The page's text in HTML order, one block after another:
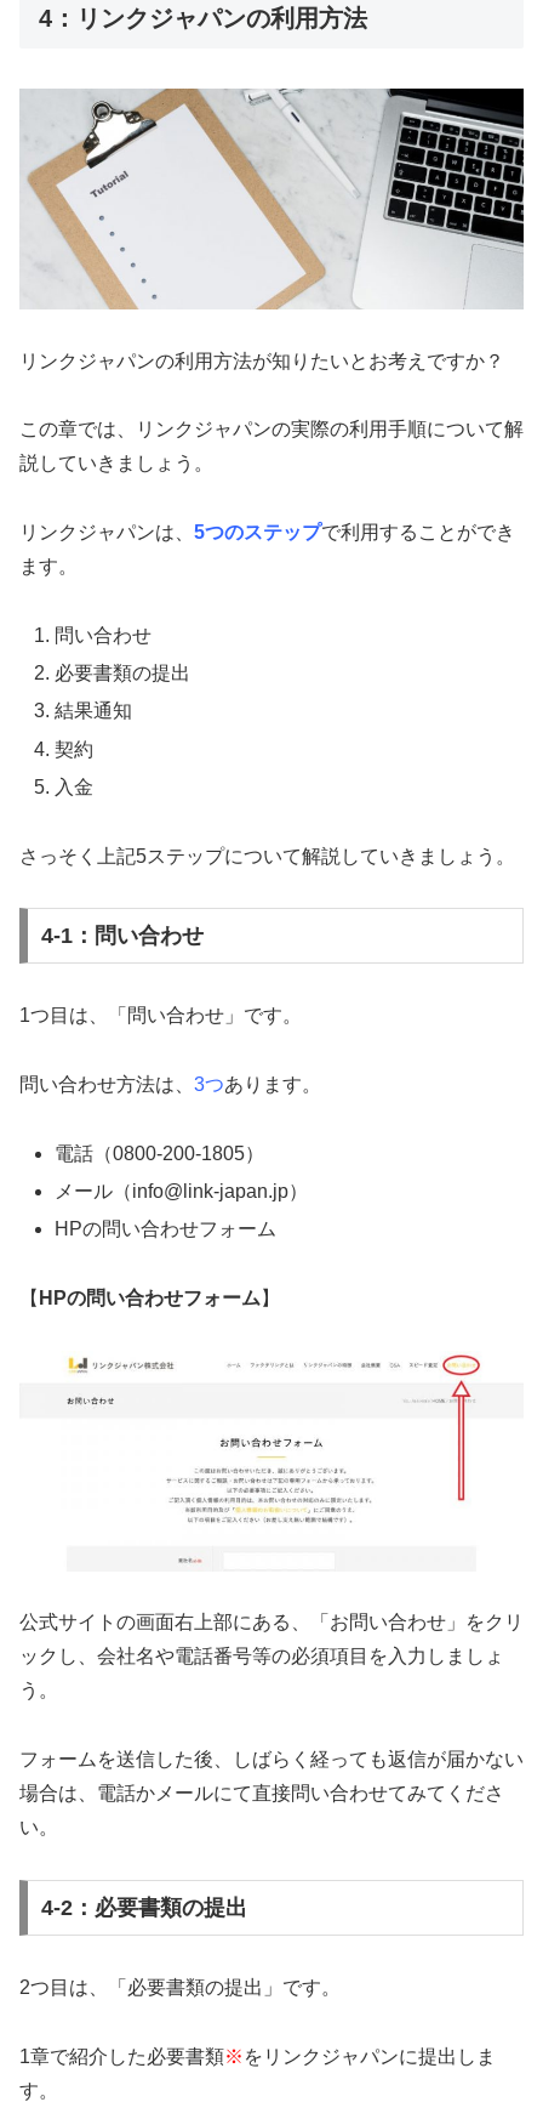
4：リンクジャパンの利用方法
リンクジャパンの利用方法が知りたいとお考えですか？
この章では、リンクジャパンの実際の利用手順について解
説していきましょう。
リンクジャパンは、 5つのステップで利用することができ
ます。
問い合わせ
必要書類の提出
結果通知
契約
入金
さっそく上記5ステップについて解説していきましょう。
4-1：問い合わせ
1つ目は、「問い合わせ」です。
問い合わせ方法は、 3つあります。
電話（0800-200-1805）
メール（info@link-japan.jp）
HPの問い合わせフォーム
【 HPの問い合わせフォーム 】
公式サイトの画面右上部にある、「お問い合わせ」をクリ
ックし、会社名や電話番号等の必須項目を入力しましょ
う。
フォームを送信した後、しばらく経っても返信が届かない
場合は、電話かメールにて直接問い合わせてみてくださ
い。
4-2：必要書類の提出
2つ目は、「必要書類の提出」です。
1章で紹介した必要書類※ をリンクジャパンに提出しま
す。